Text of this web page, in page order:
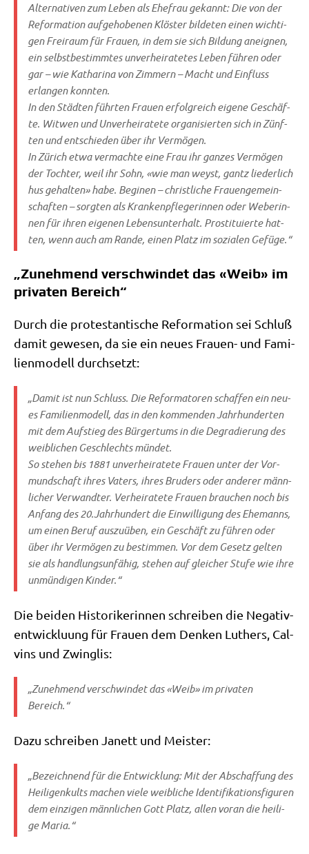
Alter­na­ti­ven zum Leben als Ehe­frau gekannt: Die von der
Refor­ma­ti­on auf­ge­ho­be­nen Klö­ster bil­de­ten einen wich­ti­
gen Frei­raum für Frau­en, in dem sie sich Bil­dung aneig­nen,
ein selbst­be­stimm­tes unver­hei­ra­te­tes Leben füh­ren oder
gar – wie Katha­ri­na von Zim­mern – Macht und Ein­fluss
erlan­gen konnten.
In den Städ­ten führ­ten Frau­en erfolg­reich eige­ne Geschäf­
te. Wit­wen und Unver­hei­ra­te­te orga­ni­sier­ten sich in Zünf­
ten und ent­schie­den über ihr Vermögen.
In Zürich etwa ver­mach­te eine Frau ihr gan­zes Ver­mö­gen
der Toch­ter, weil ihr Sohn, «wie man weyst, gantz lie­der­lich
hus gehal­ten» habe. Begi­nen – christ­li­che Frau­en­ge­mein­
schaf­ten – sorg­ten als Kran­ken­pfle­ge­rin­nen oder Webe­rin­
nen für ihren eige­nen Lebens­un­ter­halt. Pro­sti­tu­ier­te hat­
ten, wenn auch am Ran­de, einen Platz im sozia­len Gefüge.“
„Zunehmend verschwindet das «Weib» im
privaten Bereich“
Durch die pro­te­stan­ti­sche Refor­ma­ti­on sei Schluß
damit gewe­sen, da sie ein neu­es Frau­en- und Fami­
li­en­mo­dell durchsetzt:
„Damit ist nun Schluss. Die Refor­ma­to­ren schaf­fen ein neu­
es Fami­li­en­mo­dell, das in den kom­men­den Jahr­hun­der­ten
mit dem Auf­stieg des Bür­ger­tums in die Degra­die­rung des
weib­li­chen Geschlechts mündet.
So ste­hen bis 1881 unver­hei­ra­te­te Frau­en unter der Vor­
mund­schaft ihres Vaters, ihres Bru­ders oder ande­rer männ­
li­cher Ver­wand­ter. Ver­hei­ra­te­te Frau­en brau­chen noch bis
Anfang des 20.Jahrhundert die Ein­wil­li­gung des Ehe­manns,
um einen Beruf aus­zu­üben, ein Geschäft zu füh­ren oder
über ihr Ver­mö­gen zu bestim­men. Vor dem Gesetz gel­ten
sie als hand­lungs­un­fä­hig, ste­hen auf glei­cher Stu­fe wie ihre
unmün­di­gen Kinder.“
Die bei­den Histo­ri­ke­rin­nen schrei­ben die Nega­tiv­
ent­wick­lu­ung für Frau­en dem Den­ken Luthers, Cal­
vins und Zwinglis:
„Zuneh­mend ver­schwin­det das «Weib» im pri­va­ten
Bereich.“
Dazu schrei­ben Janett und Meister:
„Bezeich­nend für die Ent­wick­lung: Mit der Abschaf­fung des
Hei­li­gen­kults machen vie­le weib­li­che Iden­ti­fi­ka­ti­ons­fi­gu­ren
dem ein­zi­gen männ­li­chen Gott Platz, allen vor­an die hei­li­
ge Maria.“